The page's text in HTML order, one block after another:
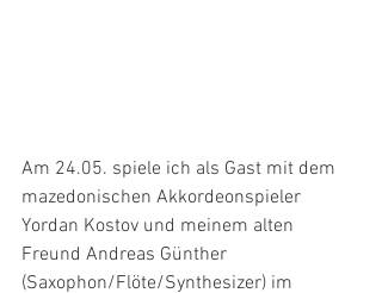
Am 24.05. spiele ich als Gast mit dem
mazedonischen Akkordeonspieler
Yordan Kostov und meinem alten
Freund Andreas Günther
(Saxophon/Flöte/Synthesizer) im